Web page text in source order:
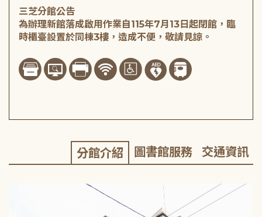
三芝分館公告
為辦理新館落成啟用作業自115年7月13日起閉館，臨
時櫃臺設置於同棟3樓，造成不便，敬請見諒。
分館介紹 圖書館服務 交通資訊